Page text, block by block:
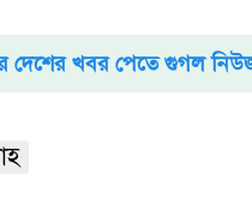
দেশের খবর পেতে গুগল